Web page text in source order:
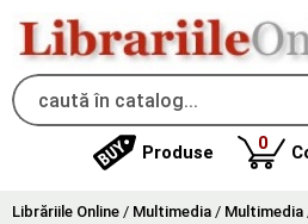
Produse 0
Librăriile Online / Multimedia / Multimedia